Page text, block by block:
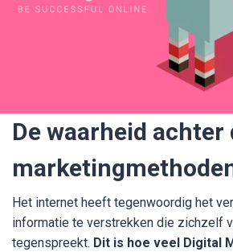
De waarheid achter
Het internet heeft tegenwoordig het
informatie te verstrekken die zichzelf
tegenspreekt. Dit is hoe veel Digital